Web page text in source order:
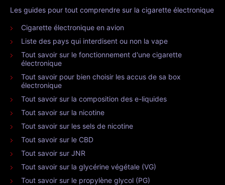
Les guides pour tout comprendre sur la cigarette électronique
Cigarette électronique en avion
Liste des pays qui interdisent ou non la vape
Tout savoir sur le fonctionnement d'une cigarette
électronique
Tout savoir pour bien choisir les accus de sa box
électronique
Tout savoir sur la composition des e-liquides
Tout savoir sur la nicotine
Tout savoir sur les sels de nicotine
Tout savoir sur le CBD
Tout savoir sur JNR
Tout savoir sur la glycérine végétale (VG)
Tout savoir sur le propylène glycol (PG)